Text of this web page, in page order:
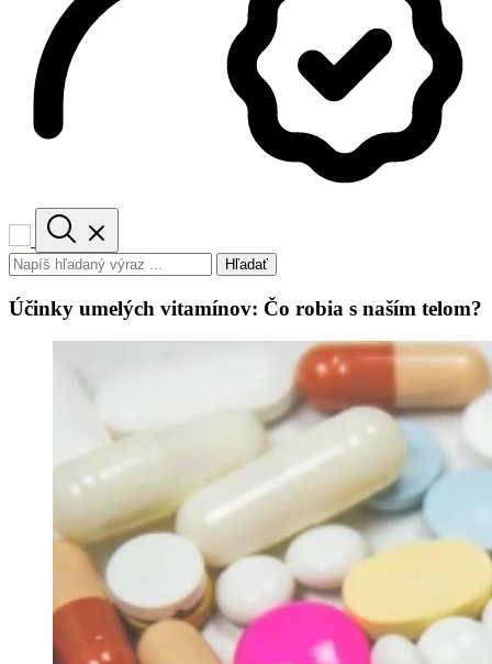
Hľadať
Účinky umelých vitamínov: Čo robia s naším telom?